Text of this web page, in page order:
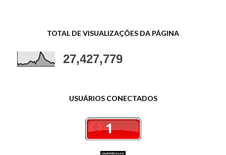
TOTAL DE VISUALIZAÇÕES DA PÁGINA
27,427,779
USUÁRIOS CONECTADOS